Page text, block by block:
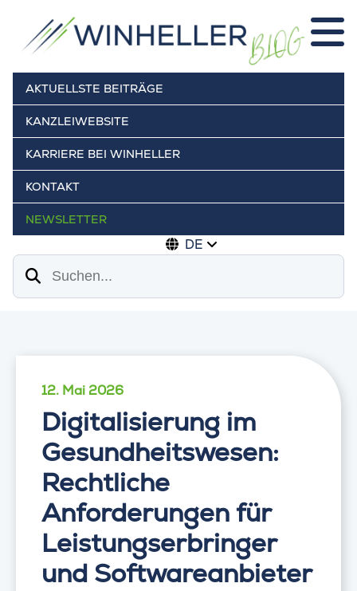
AKTUELLSTE BEITRÄGE
KANZLEIWEBSITE
KARRIERE BEI WINHELLER
KONTAKT
NEWSLETTER
DE
Suchen
12. Mai 2026
Digitalisierung im
Gesundheitswesen:
Rechtliche
Anforderungen für
Leistungserbringer
und Softwareanbieter